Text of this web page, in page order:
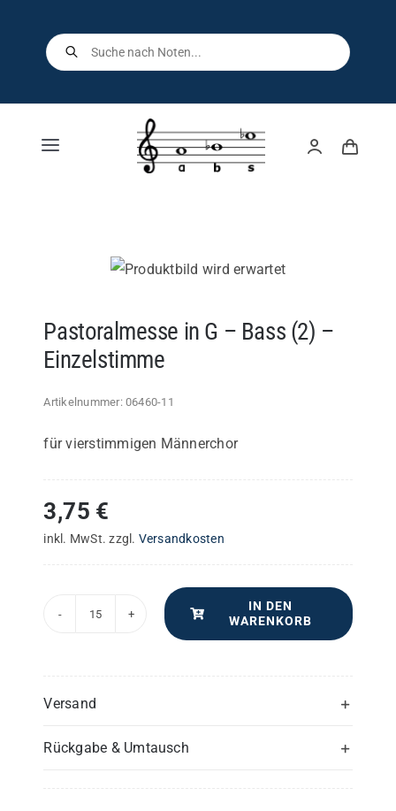
content
Products
search
Toggle
Kontakt
Pastoralmesse in G – Bass (2) –
Einzelstimme
Artikelnummer: 06460-11
für vierstimmigen Männerchor
3,75 €
inkl. MwSt. zzgl. Versandkosten
Pastoralmesse
–
(2)
IN DEN
WARENKORB
Versand
Rückgabe & Umtausch